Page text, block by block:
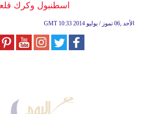
اسطنبول وكرك
GMT 10:33 2014 الأحد ,06 تموز / يوليو